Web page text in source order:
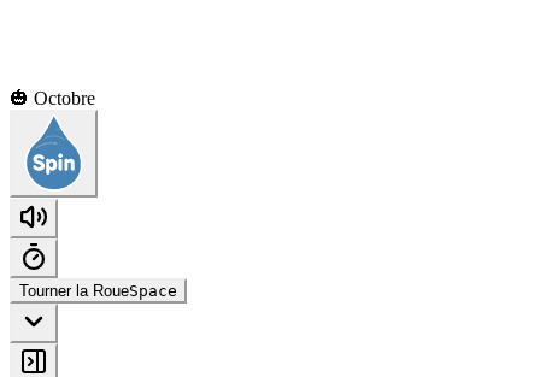
🎃 Octobre
Tourner la RoueSpace